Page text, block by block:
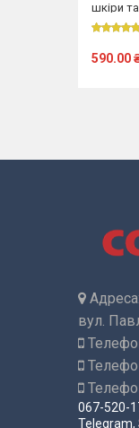
шкіри
590.00
Адреса:
вул.
067-520-
Telegram,